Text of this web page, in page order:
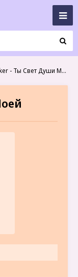
- Ты Свет Души Моей